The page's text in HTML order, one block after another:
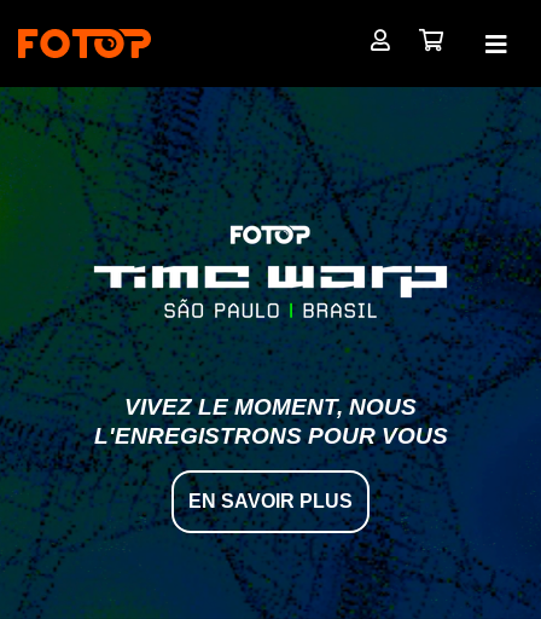
VIVEZ LE MOMENT, NOUS
L'ENREGISTRONS POUR VOUS
EN SAVOIR PLUS